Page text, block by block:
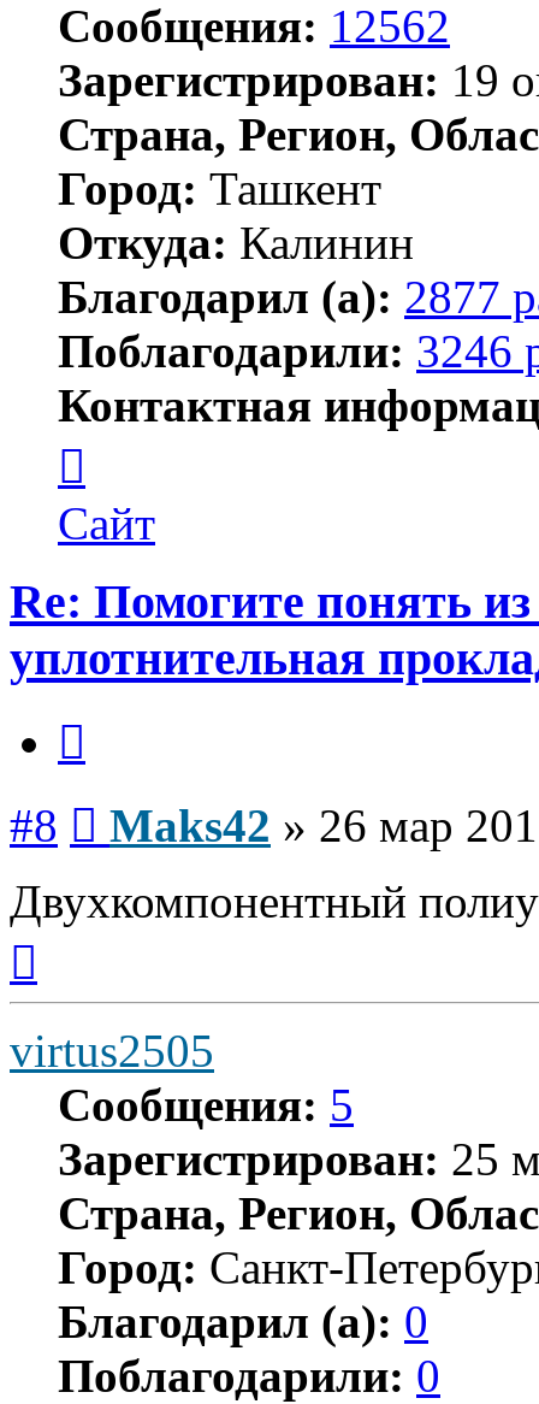
Сообщения: 12562
Зарегистрирован: 19
Страна, Регион,
Город: Ташкент
Откуда: Калинин
Благодарил (а): 2877
Поблагодарили: 3246
Контактная
пользователя
Maks42
Сайт
Re: Помогите понять из
уплотнительная
#8 Maks42 » 26 мар
Двухкомпонентный
началу
virtus2505
Сообщения: 5
Зарегистрирован: 25
Страна, Регион,
Город: Санкт-
Благодарил (а): 0
Поблагодарили: 0